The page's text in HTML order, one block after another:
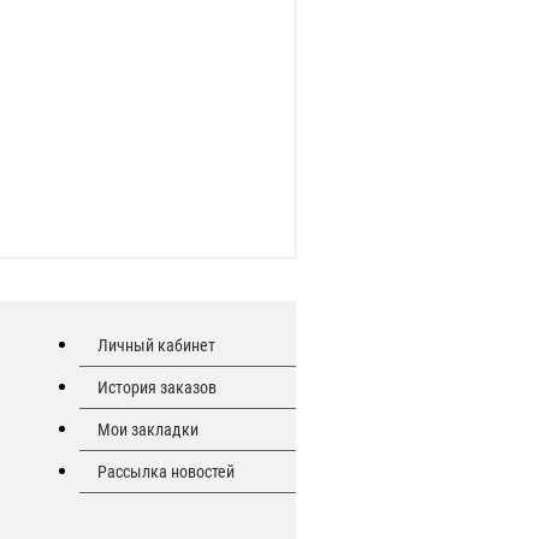
Личный кабинет
История заказов
Мои закладки
Рассылка новостей